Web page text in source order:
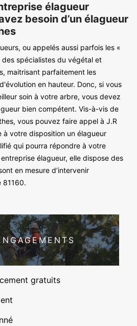
élagueur
besoin d’un élagueur
ou appelés aussi parfois les «
spécialistes du végétal et
maitrisant parfaitement les
en hauteur. Donc, si vous
soin à votre arbre, vous devez
bien compétent. Vis-à-vis de
vous pouvez faire appel à J.R
à votre disposition un élagueur
qui pourra répondre à votre
élagueur, elle dispose des
en mesure d’intervenir
81160.
gratuits